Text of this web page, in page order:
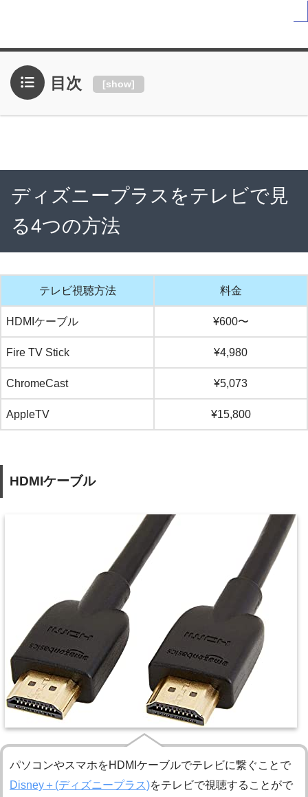
目次 [show]
ディズニープラスをテレビで見
る4つの方法
テレビ視聴方法 料金
HDMIケーブル ¥600〜
Fire TV Stick ¥4,980
ChromeCast ¥5,073
AppleTV ¥15,800
HDMIケーブル
パソコンやスマホをHDMIケーブルでテレビに繋ぐことで
Disney＋(ディズニープラス)をテレビで視聴することがで